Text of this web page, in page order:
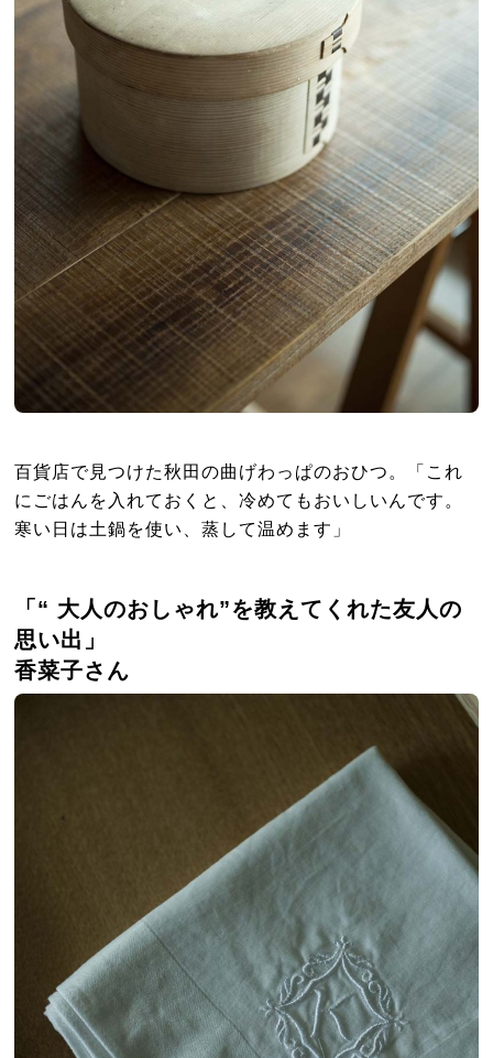
百貨店で見つけた秋田の曲げわっぱのおひつ。「これ
にごはんを入れておくと、冷めてもおいしいんです。
寒い日は土鍋を使い、蒸して温めます」
「“ 大人のおしゃれ”を教えてくれた友人の
思い出」
香菜子さん